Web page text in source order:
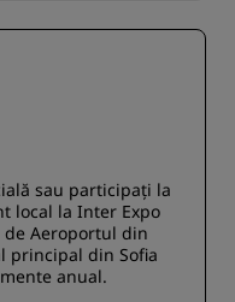
sau participați la
local la Inter Expo
de Aeroportul din
principal din Sofia
anual.